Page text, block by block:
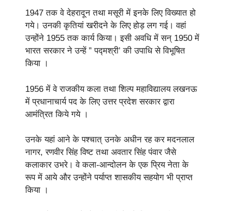
1947 तक वे देहरादून तथा मसूरी में इनके लिए विख्यात हो
गये। उनकी कृतियां खरीदने के लिए होड़ लग गई। वहां
उन्होंने 1955 तक कार्य किया। इसी अवधि में सन् 1950 में
भारत सरकार ने उन्हें ” पद्मश्री’ की उपाधि से विभूषित
किया ।
1956 में वे राजकीय कला तथा शिल्प महाविद्यालय लखनऊ
में प्रधानाचार्य पद के लिए उत्तर प्रदेश सरकार द्वारा
आमंत्रित किये गये ।
उनके यहां आने के पश्चात् उनके अधीन रह कर मदनलाल
नागर, रणवीर सिंह विष्ट तथा अवतार सिंह पंवार जैसे
कलाकार उभरे। वे कला-आन्दोलन के एक प्रिय नेता के
रूप में आये और उन्होंने पर्याप्त शासकीय सहयोग भी प्राप्त
किया ।